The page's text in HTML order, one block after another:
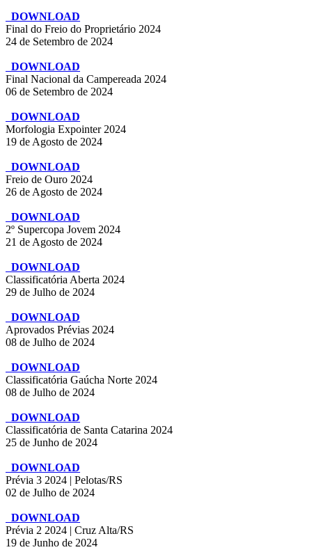
DOWNLOAD
Final do Freio do Proprietário 2024
24 de Setembro de 2024
DOWNLOAD
Final Nacional da Campereada 2024
06 de Setembro de 2024
DOWNLOAD
Morfologia Expointer 2024
19 de Agosto de 2024
DOWNLOAD
Freio de Ouro 2024
26 de Agosto de 2024
DOWNLOAD
2º Supercopa Jovem 2024
21 de Agosto de 2024
DOWNLOAD
Classificatória Aberta 2024
29 de Julho de 2024
DOWNLOAD
Aprovados Prévias 2024
08 de Julho de 2024
DOWNLOAD
Classificatória Gaúcha Norte 2024
08 de Julho de 2024
DOWNLOAD
Classificatória de Santa Catarina 2024
25 de Junho de 2024
DOWNLOAD
Prévia 3 2024 | Pelotas/RS
02 de Julho de 2024
DOWNLOAD
Prévia 2 2024 | Cruz Alta/RS
19 de Junho de 2024